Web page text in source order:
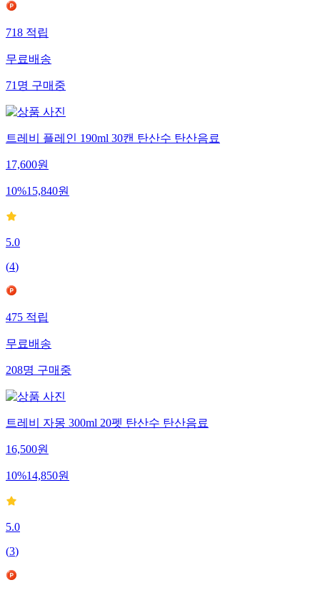
718 적립
무료배송
71 명 구매중
트레비 플레인 190ml 30캔 탄산수 탄산음료
17,600원
10%15,840원
5.0
(4)
475 적립
무료배송
208명 구매중
트레비 자몽 300ml 20펫 탄산수 탄산음료
16,500원
10%14,850원
5.0
(3)